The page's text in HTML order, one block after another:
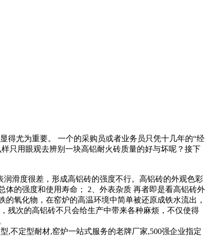
得尤为重要。 一个的采购员或者业务员只凭十几年的“经
只用眼观去辨别一块高铝耐火砖质量的好与坏呢？接下
滑度很差，形成高铝砖的强度不行。高铝砖的外观色彩
的强度和使用寿命； 2、外表杂质 再者即是看高铝砖外
氧化物，在窑炉的高温环境中简单被还原成铁水流出，
残次的高铝砖不只会给生产中带来各种麻烦，不仅使得
,不定型耐材,窑炉一站式服务的老牌厂家,500强企业指定